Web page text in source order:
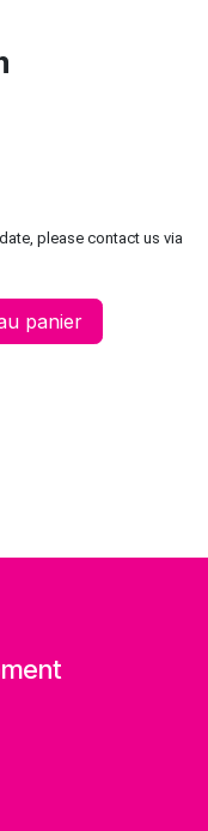
please contact us via
panier